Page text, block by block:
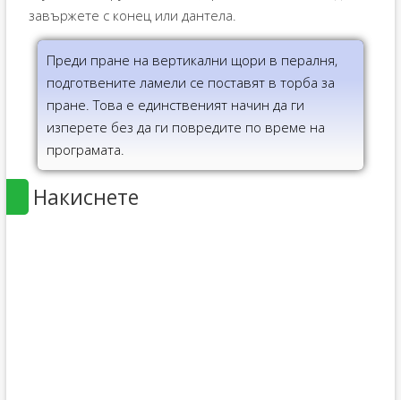
завържете с конец или дантела.
Преди пране на вертикални щори в пералня,
подготвените ламели се поставят в торба за
пране. Това е единственият начин да ги
изперете без да ги повредите по време на
програмата.
Накиснете